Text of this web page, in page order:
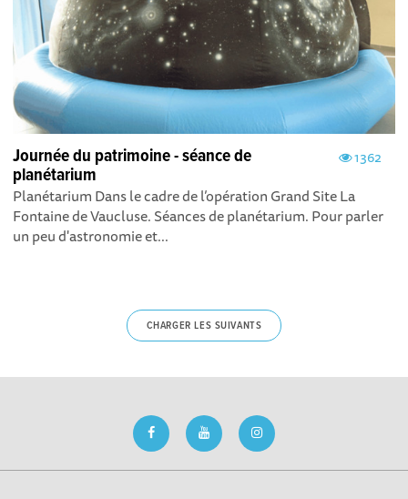
1362
Journée du patrimoine - séance de
planétarium
Planétarium Dans le cadre de l’opération Grand Site La
Fontaine de Vaucluse. Séances de planétarium. Pour parler
un peu d'astronomie et...
CHARGER LES SUIVANTS